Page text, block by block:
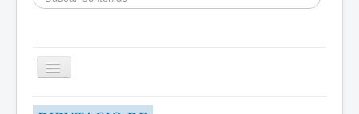
Cambiar
navegación
Aeromodelismo / Aeromodelisme